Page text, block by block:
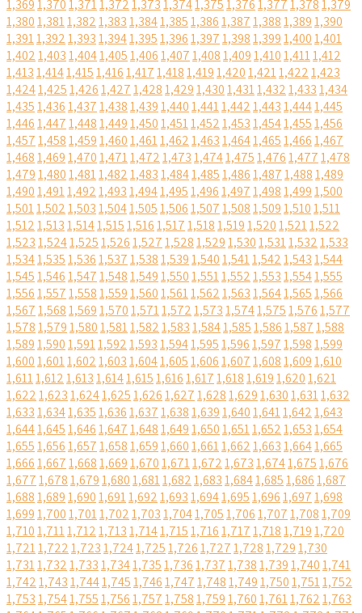
1,3691,3701,3711,3721,3731,3741,3751,3761,3771,3781,379
1,3801,3811,3821,3831,3841,3851,3861,3871,3881,3891,390
1,3911,3921,3931,3941,3951,3961,3971,3981,3991,4001,401
1,4021,4031,4041,4051,4061,4071,4081,4091,4101,4111,412
1,4131,4141,4151,4161,4171,4181,4191,4201,4211,4221,423
1,4241,4251,4261,4271,4281,4291,4301,4311,4321,4331,434
1,4351,4361,4371,4381,4391,4401,4411,4421,4431,4441,445
1,4461,4471,4481,4491,4501,4511,4521,4531,4541,4551,456
1,4571,4581,4591,4601,4611,4621,4631,4641,4651,4661,467
1,4681,4691,4701,4711,4721,4731,4741,4751,4761,4771,478
1,4791,4801,4811,4821,4831,4841,4851,4861,4871,4881,489
1,4901,4911,4921,4931,4941,4951,4961,4971,4981,4991,500
1,5011,5021,5031,5041,5051,5061,5071,5081,5091,5101,511
1,5121,5131,5141,5151,5161,5171,5181,5191,5201,5211,522
1,5231,5241,5251,5261,5271,5281,5291,5301,5311,5321,533
1,5341,5351,5361,5371,5381,5391,5401,5411,5421,5431,544
1,5451,5461,5471,5481,5491,5501,5511,5521,5531,5541,555
1,5561,5571,5581,5591,5601,5611,5621,5631,5641,5651,566
1,5671,5681,5691,5701,5711,5721,5731,5741,5751,5761,577
1,5781,5791,5801,5811,5821,5831,5841,5851,5861,5871,588
1,5891,5901,5911,5921,5931,5941,5951,5961,5971,5981,599
1,6001,6011,6021,6031,6041,6051,6061,6071,6081,6091,610
1,6111,6121,6131,6141,6151,6161,6171,6181,6191,6201,621
1,6221,6231,6241,6251,6261,6271,6281,6291,6301,6311,632
1,6331,6341,6351,6361,6371,6381,6391,6401,6411,6421,643
1,6441,6451,6461,6471,6481,6491,6501,6511,6521,6531,654
1,6551,6561,6571,6581,6591,6601,6611,6621,6631,6641,665
1,6661,6671,6681,6691,6701,6711,6721,6731,6741,6751,676
1,6771,6781,6791,6801,6811,6821,6831,6841,6851,6861,687
1,6881,6891,6901,6911,6921,6931,6941,6951,6961,6971,698
1,6991,7001,7011,7021,7031,7041,7051,7061,7071,7081,709
1,7101,7111,7121,7131,7141,7151,7161,7171,7181,7191,720
1,7211,7221,7231,7241,7251,7261,7271,7281,7291,730
1,7311,7321,7331,7341,7351,7361,7371,7381,7391,7401,741
1,7421,7431,7441,7451,7461,7471,7481,7491,7501,7511,752
1,7531,7541,7551,7561,7571,7581,7591,7601,7611,7621,763